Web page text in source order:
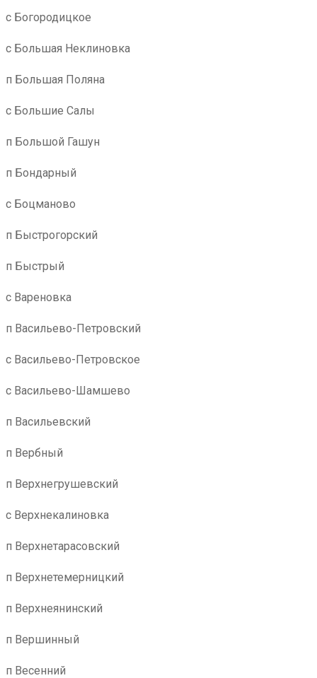
с Богородицкое
с Большая Неклиновка
п Большая Поляна
с Большие Салы
п Большой Гашун
п Бондарный
с Боцманово
п Быстрогорский
п Быстрый
с Вареновка
п Васильево-Петровский
с Васильево-Петровское
с Васильево-Шамшево
п Васильевский
п Вербный
п Верхнегрушевский
с Верхнекалиновка
п Верхнетарасовский
п Верхнетемерницкий
п Верхнеянинский
п Вершинный
п Весенний